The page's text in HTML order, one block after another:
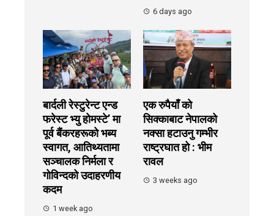
6 days ago
बार्दली रेस्टुरेन्ट एन्ड
फरेस्ट भ्यु होमस्टे’ मा
पूर्व बैंकरहरूको भब्य
स्वागत, आतिथ्यतामा
सञ्चालक निर्मला र
गोविन्दको उदाहरणीय
कदम
1 week ago
एक रुपैयाँ को
सिक्काबाट नेपालको
नक्सा हटाउनु गम्भीर
राष्ट्रघात हो : भीम
रावल
3 weeks ago